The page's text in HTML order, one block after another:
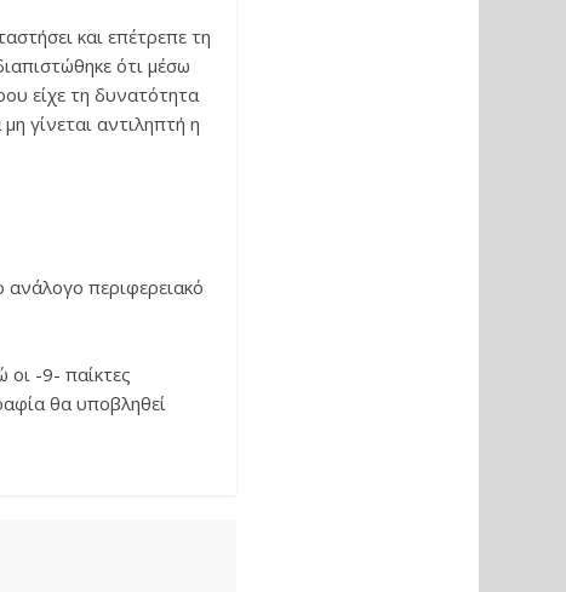
και επέτρεπε τη
ότι μέσω
είχε τη δυνατότητα
γίνεται αντιληπτή η
ανάλογο περιφερειακό
οι -9- παίκτες
θα υποβληθεί